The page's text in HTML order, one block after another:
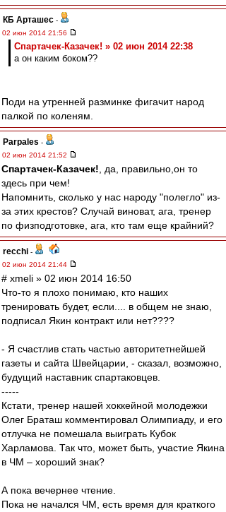
КБ Арташес -
02 июн 2014 21:56
Спартачек-Казачек! » 02 июн 2014 22:38
а он каким боком??
Поди на утренней разминке фигачит народ
палкой по коленям.
Parpales -
02 июн 2014 21:52
Спартачек-Казачек! , да, правильно,он то
здесь при чем!
Напомнить, сколько у нас народу "полегло" из-
за этих крестов? Случай виноват, ага, тренер
по физподготовке, ага, кто там еще крайний?
recchi -
02 июн 2014 21:44
# xmeli » 02 июн 2014 16:50
Что-то я плохо понимаю, кто наших
тренировать будет, если.... в общем не знаю,
подписал Якин контракт или нет????
- Я счастлив стать частью авторитетнейшей
газеты и сайта Швейцарии, - сказал, возможно,
будущий наставник спартаковцев.
-----
Кстати, тренер нашей хоккейной молодежки
Олег Браташ комментировал Олимпиаду, и его
отлучка не помешала выиграть Кубок
Харламова. Так что, может быть, участие Якина
в ЧМ – хороший знак?
А пока вечернее чтение.
Пока не начался ЧМ, есть время для краткого